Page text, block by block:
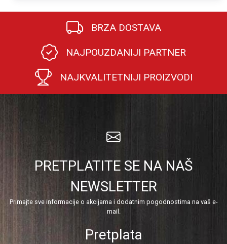
BRZA DOSTAVA
NAJPOUZDANIJI PARTNER
NAJKVALITETNIJI PROIZVODI
PRETPLATITE SE NA NAŠ
NEWSLETTER
Primajte sve informacije o akcijama i dodatnim pogodnostima na vaš e-
mail.
Pretplata